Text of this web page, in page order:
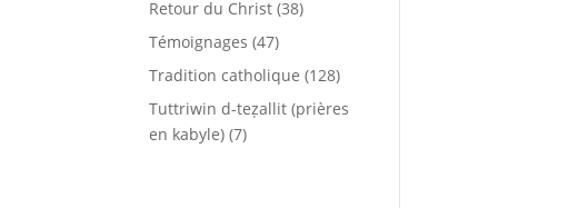
Retour du Christ (38)
Témoignages (47)
Tradition catholique (128)
Tuttriwin d-teẓallit (prières
en kabyle) (7)